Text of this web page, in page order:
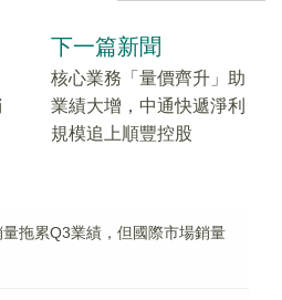
下一篇新聞
核心業務「量價齊升」助
業績大增，中通快遞淨利
規模追上順豐控股
拖累Q3業績，但國際市場銷量